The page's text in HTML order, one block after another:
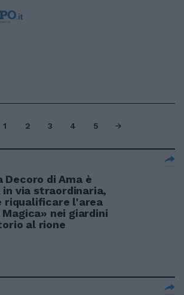
1 2 3 4 5
Decoro di Ama è
via straordinaria,
riqualificare l'area
nei giardini
al rione